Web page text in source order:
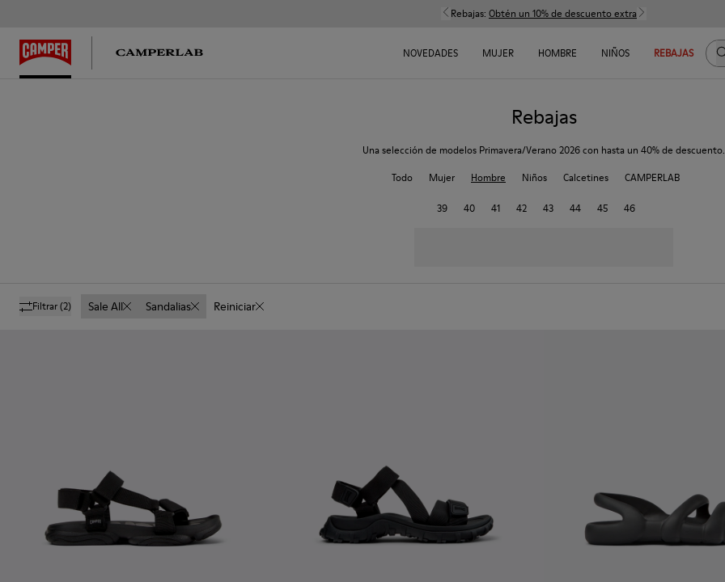
Rebajas: Obtén un 10% de descuento extra
NOVEDADES MUJER HOMBRE NIÑOS REBAJAS
Rebajas
Una selección de modelos Primavera/Verano 2026 con hasta un 40% de descuento.
Todo
Mujer Hombre Niños Calcetines CAMPERLAB
39 40 41 42 43 44 45 46
Filtrar(2) Sale All Sandalias Reiniciar